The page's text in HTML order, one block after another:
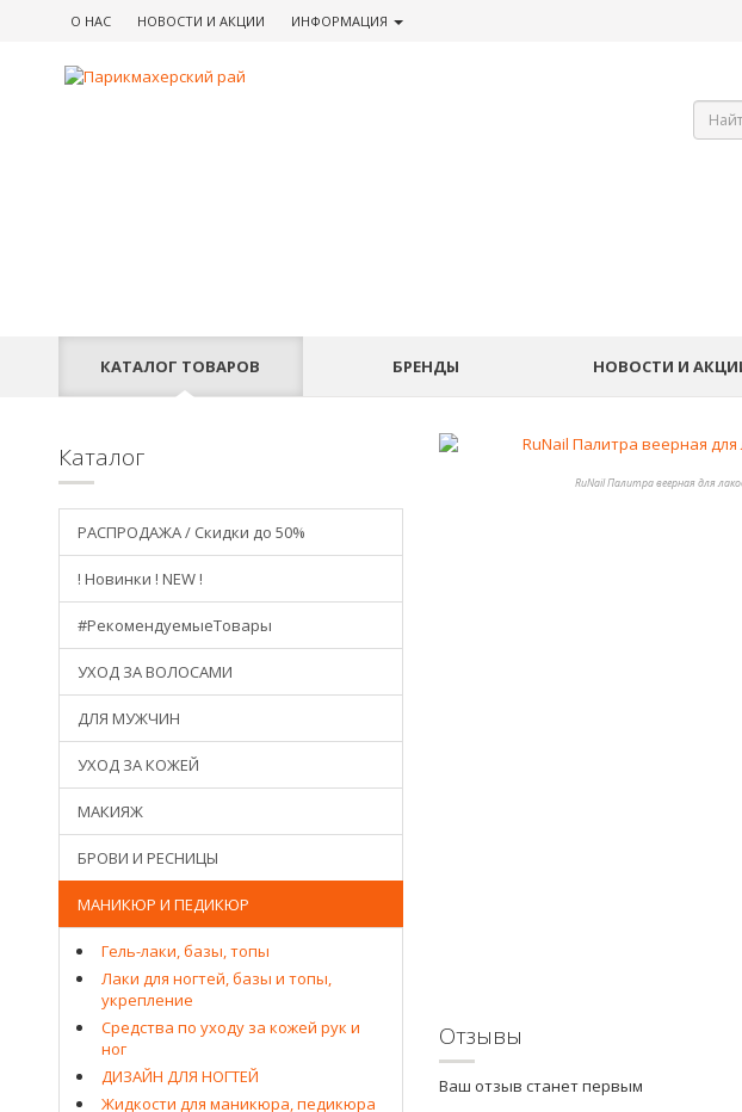
О НАС НОВОСТИ И АКЦИИ ИНФОРМАЦИЯ
КАТАЛОГ ТОВАРОВ БРЕНДЫ НОВОСТИ И
RuNail Палитра веерная для
Отзывы
Ваш отзыв станет первым
Каталог
РАСПРОДАЖА / Скидки до 50%
! Новинки ! NEW !
#РекомендуемыеТовары
УХОД ЗА ВОЛОСАМИ
ДЛЯ МУЖЧИН
УХОД ЗА КОЖЕЙ
МАКИЯЖ
БРОВИ И РЕСНИЦЫ
МАНИКЮР И ПЕДИКЮР
Гель-лаки, базы, топы
Лаки для ногтей, базы и топы,
укрепление
Средства по уходу за кожей рук и
ног
ДИЗАЙН ДЛЯ НОГТЕЙ
Жидкости для маникюра, педикюра